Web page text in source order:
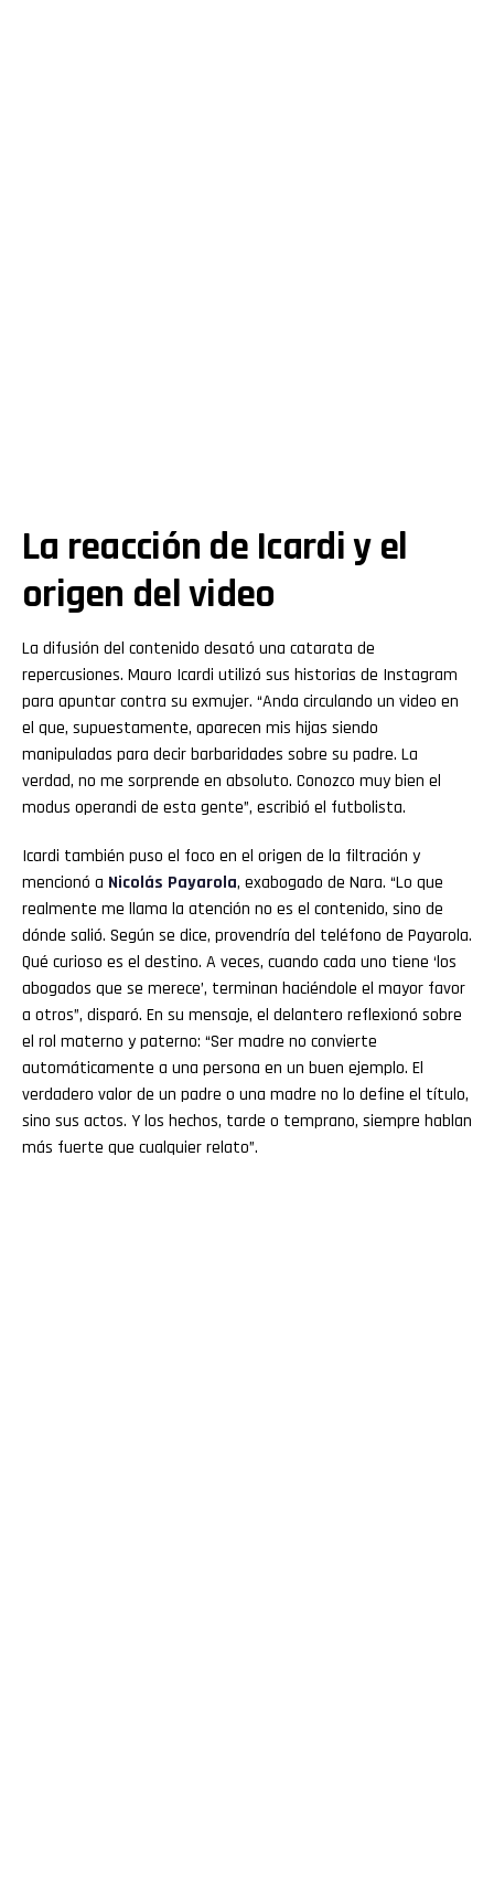
La reacción de Icardi y el
origen del video
La difusión del contenido desató una catarata de
repercusiones. Mauro Icardi utilizó sus historias de Instagram
para apuntar contra su exmujer. “Anda circulando un video en
el que, supuestamente, aparecen mis hijas siendo
manipuladas para decir barbaridades sobre su padre. La
verdad, no me sorprende en absoluto. Conozco muy bien el
modus operandi de esta gente”, escribió el futbolista.
Icardi también puso el foco en el origen de la filtración y
mencionó a Nicolás Payarola, exabogado de Nara. “Lo que
realmente me llama la atención no es el contenido, sino de
dónde salió. Según se dice, provendría del teléfono de Payarola.
Qué curioso es el destino. A veces, cuando cada uno tiene ‘los
abogados que se merece’, terminan haciéndole el mayor favor
a otros”, disparó. En su mensaje, el delantero reflexionó sobre
el rol materno y paterno: “Ser madre no convierte
automáticamente a una persona en un buen ejemplo. El
verdadero valor de un padre o una madre no lo define el título,
sino sus actos. Y los hechos, tarde o temprano, siempre hablan
más fuerte que cualquier relato”.